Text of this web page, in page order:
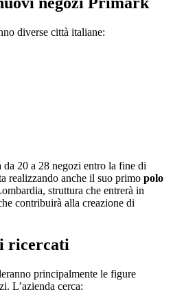
diverse città italiane:
da 20 a 28 negozi entro la fine di
realizzando anche il suo primo polo
struttura che entrerà in
contribuirà alla creazione di
ricercati
principalmente le figure
L’azienda cerca: